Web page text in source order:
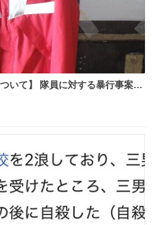
する暴行事案
、令和8年度は現在既に4件発生